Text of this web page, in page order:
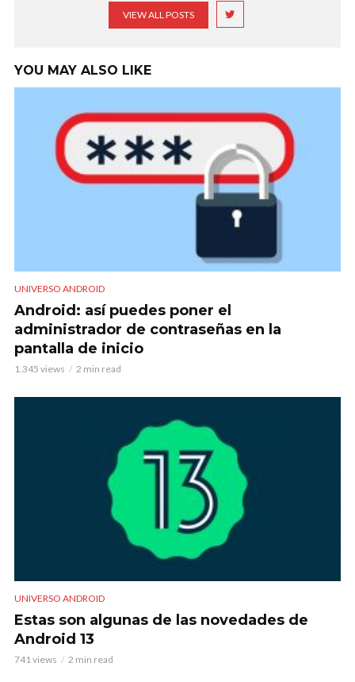
VIEW ALL POSTS
YOU MAY ALSO LIKE
UNIVERSO ANDROID
Android: así puedes poner el
administrador de contraseñas en la
pantalla de inicio
1.345 views 2 min read
UNIVERSO ANDROID
Estas son algunas de las novedades de
Android 13
741 views 2 min read